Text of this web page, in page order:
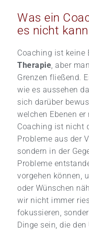
Was ein
es nicht
Coaching ist keine
Therapie, aber
Grenzen fließend.
wie es aussehen
sich darüber
welchen Ebenen
Coaching ist nicht
Probleme aus der
sondern in der
Probleme
vorgehen können,
oder Wünschen
wir nicht immer
fokussieren,
Dinge sein, die